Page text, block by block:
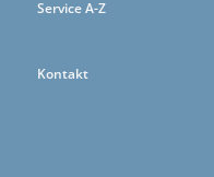
Service A-Z
Kontakt